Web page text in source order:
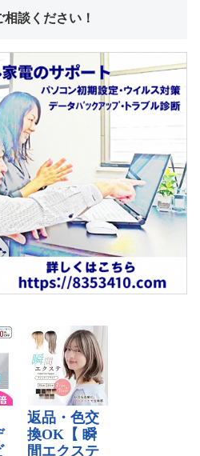
談ください！